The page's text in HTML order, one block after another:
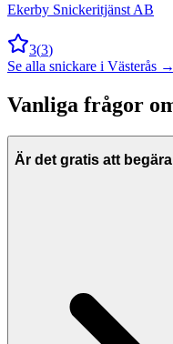
Ekerby Snickeritjänst AB
3(3)
Se alla snickare i Västerås →
Vanliga frågor
Är det gratis att